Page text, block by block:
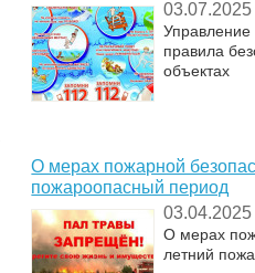
03.07.2025
правила
объектах
О мерах пожарной
пожароопасный период
03.04.2025
О мерах
летний